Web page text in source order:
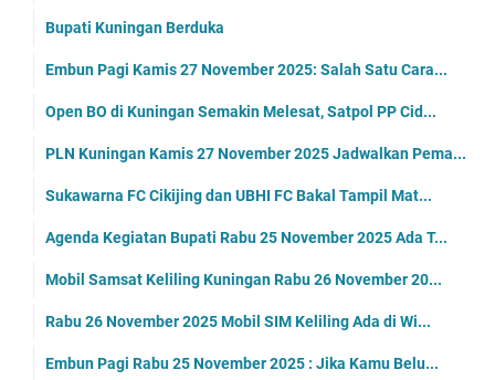
Bupati Kuningan Berduka
Embun Pagi Kamis 27 November 2025: Salah Satu Cara...
Open BO di Kuningan Semakin Melesat, Satpol PP Cid...
PLN Kuningan Kamis 27 November 2025 Jadwalkan Pema...
Sukawarna FC Cikijing dan UBHI FC Bakal Tampil Mat...
Agenda Kegiatan Bupati Rabu 25 November 2025 Ada T...
Mobil Samsat Keliling Kuningan Rabu 26 November 20...
Rabu 26 November 2025 Mobil SIM Keliling Ada di Wi...
Embun Pagi Rabu 25 November 2025 : Jika Kamu Belu...